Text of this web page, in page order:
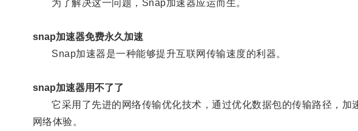
为了解决这一问题，Snap加速器应运而生。
snap加速器免费永久加速
Snap加速器是一种能够提升互联网传输速度的利器。
snap加速器用不了了
它采用了先进的网络传输优化技术，通过优化数据包的传输路径，加
网络体验。